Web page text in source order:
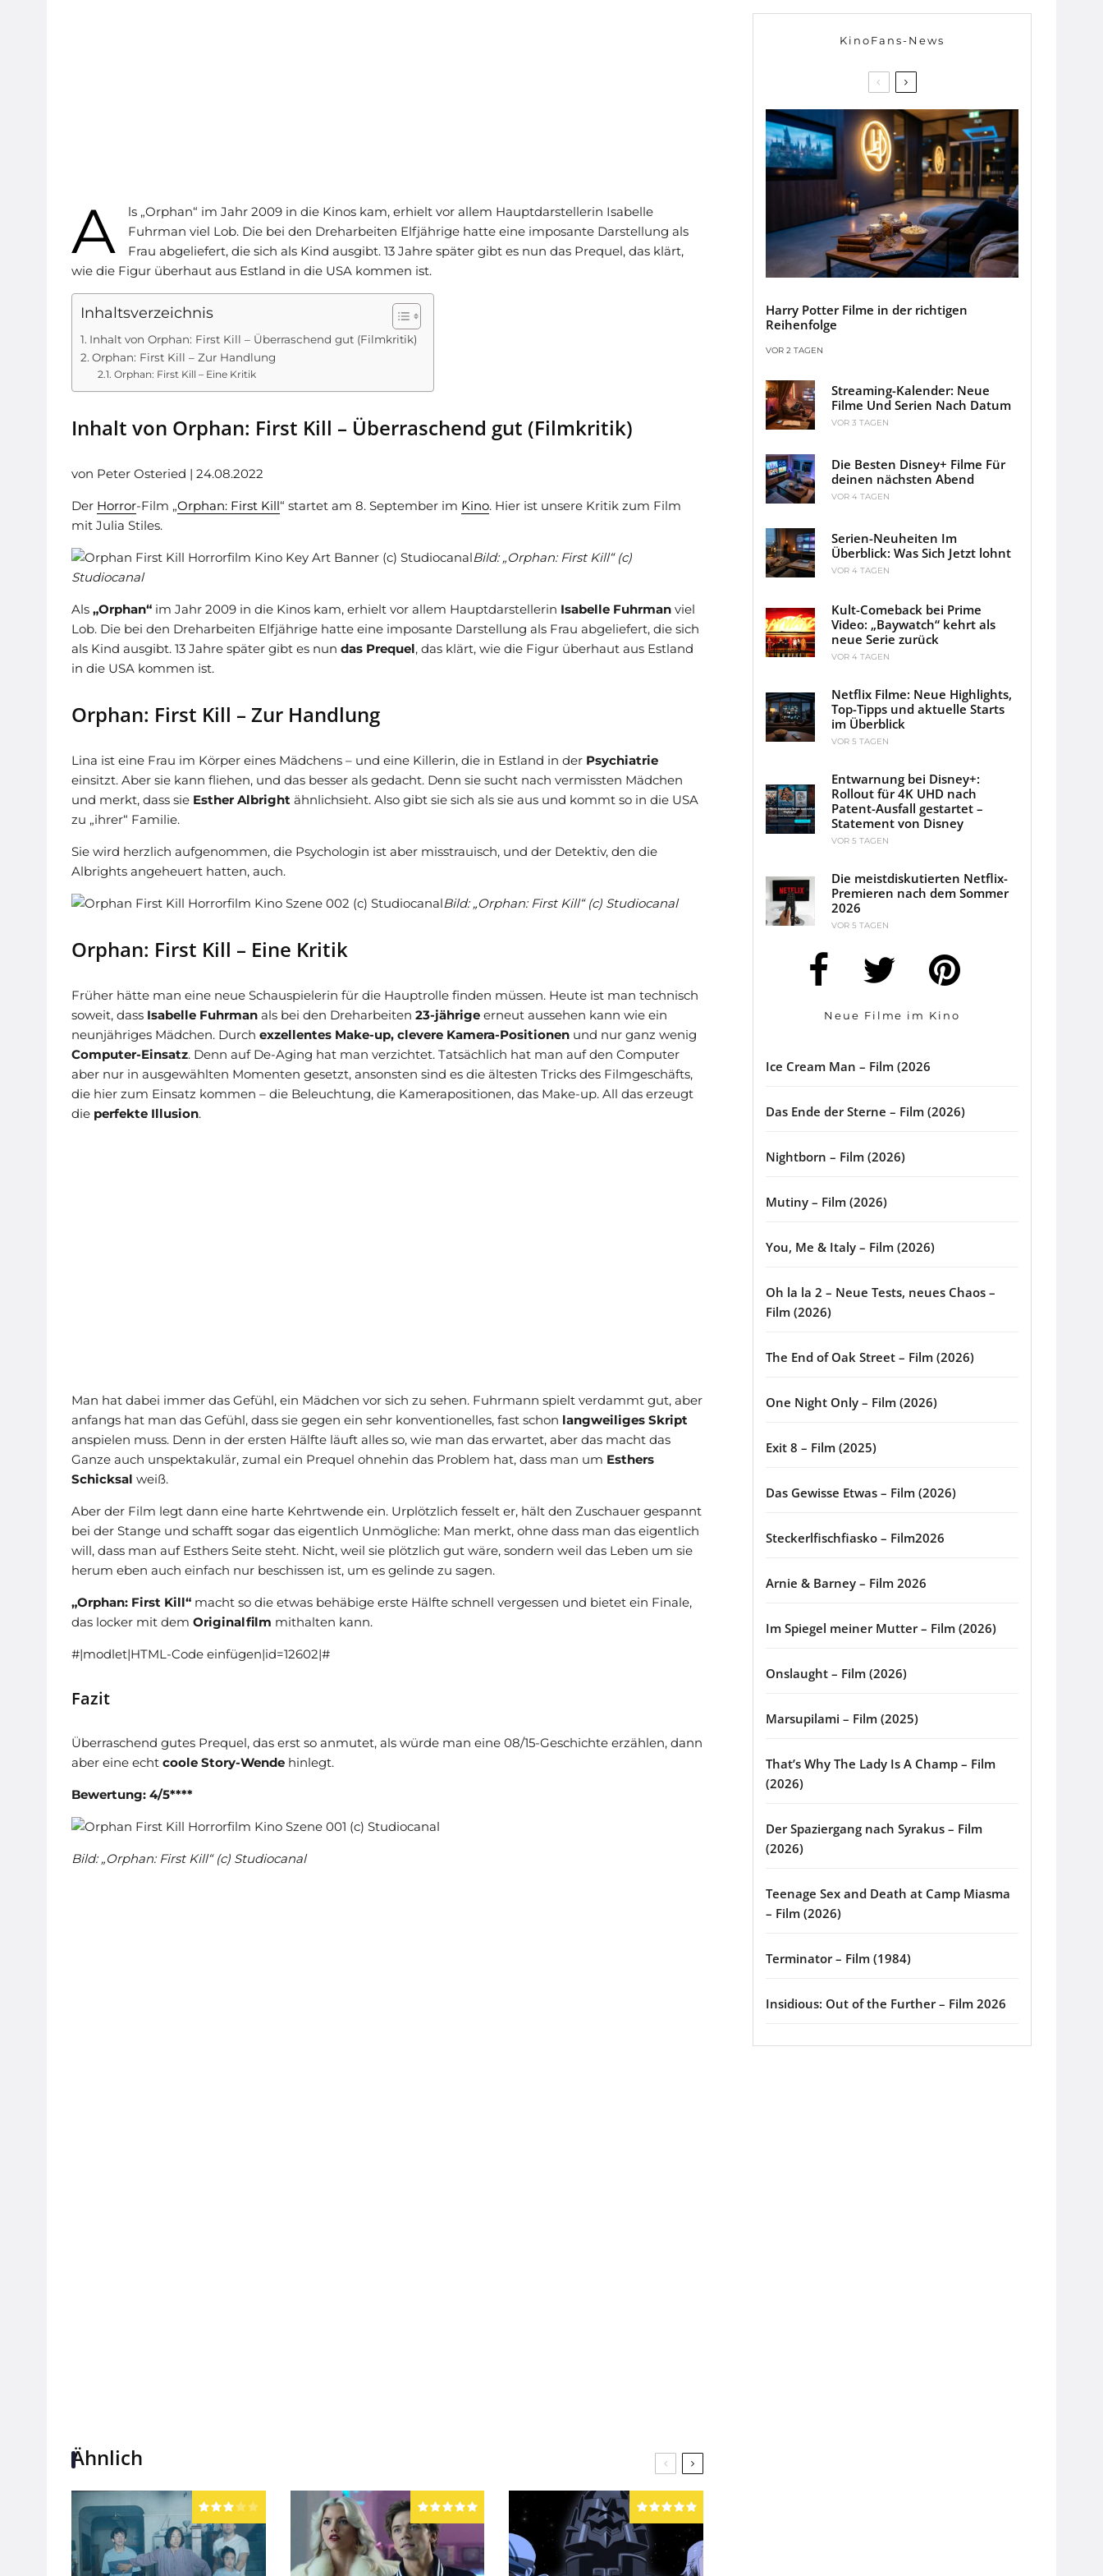
A
ls „Orphan“ im Jahr 2009 in die Kinos kam, erhielt vor allem Hauptdarstellerin Isabelle
Fuhrman viel Lob. Die bei den Dreharbeiten Elfjährige hatte eine imposante Darstellung als
Frau abgeliefert, die sich als Kind ausgibt. 13 Jahre später gibt es nun das Prequel, das klärt,
wie die Figur überhaut aus Estland in die USA kommen ist.
Inhaltsverzeichnis
Inhalt von Orphan: First Kill – Überraschend gut (Filmkritik)
Orphan: First Kill – Zur Handlung
Orphan: First Kill – Eine Kritik
Inhalt von Orphan: First Kill – Überraschend gut (Filmkritik)
von Peter Osteried | 24.08.2022
Der Horror-Film „Orphan: First Kill“ startet am 8. September im Kino. Hier ist unsere Kritik zum Film
mit Julia Stiles.
Bild: „Orphan: First Kill“ (c)
Studiocanal
Als „Orphan“ im Jahr 2009 in die Kinos kam, erhielt vor allem Hauptdarstellerin Isabelle Fuhrman viel
Lob. Die bei den Dreharbeiten Elfjährige hatte eine imposante Darstellung als Frau abgeliefert, die sich
als Kind ausgibt. 13 Jahre später gibt es nun das Prequel, das klärt, wie die Figur überhaut aus Estland
in die USA kommen ist.
Orphan: First Kill – Zur Handlung
Lina ist eine Frau im Körper eines Mädchens – und eine Killerin, die in Estland in der Psychiatrie
einsitzt. Aber sie kann fliehen, und das besser als gedacht. Denn sie sucht nach vermissten Mädchen
und merkt, dass sie Esther Albright ähnlichsieht. Also gibt sie sich als sie aus und kommt so in die USA
zu „ihrer“ Familie.
Sie wird herzlich aufgenommen, die Psychologin ist aber misstrauisch, und der Detektiv, den die
Albrights angeheuert hatten, auch.
Bild: „Orphan: First Kill“ (c) Studiocanal
Orphan: First Kill – Eine Kritik
Früher hätte man eine neue Schauspielerin für die Hauptrolle finden müssen. Heute ist man technisch
soweit, dass Isabelle Fuhrman als bei den Dreharbeiten 23-jährige erneut aussehen kann wie ein
neunjähriges Mädchen. Durch exzellentes Make-up, clevere Kamera-Positionen und nur ganz wenig
Computer-Einsatz. Denn auf De-Aging hat man verzichtet. Tatsächlich hat man auf den Computer
aber nur in ausgewählten Momenten gesetzt, ansonsten sind es die ältesten Tricks des Filmgeschäfts,
die hier zum Einsatz kommen – die Beleuchtung, die Kamerapositionen, das Make-up. All das erzeugt
die perfekte Illusion.
Man hat dabei immer das Gefühl, ein Mädchen vor sich zu sehen. Fuhrmann spielt verdammt gut, aber
anfangs hat man das Gefühl, dass sie gegen ein sehr konventionelles, fast schon langweiliges Skript
anspielen muss. Denn in der ersten Hälfte läuft alles so, wie man das erwartet, aber das macht das
Ganze auch unspektakulär, zumal ein Prequel ohnehin das Problem hat, dass man um Esthers
Schicksal weiß.
Aber der Film legt dann eine harte Kehrtwende ein. Urplötzlich fesselt er, hält den Zuschauer gespannt
bei der Stange und schafft sogar das eigentlich Unmögliche: Man merkt, ohne dass man das eigentlich
will, dass man auf Esthers Seite steht. Nicht, weil sie plötzlich gut wäre, sondern weil das Leben um sie
herum eben auch einfach nur beschissen ist, um es gelinde zu sagen.
„Orphan: First Kill“ macht so die etwas behäbige erste Hälfte schnell vergessen und bietet ein Finale,
das locker mit dem Originalfilm mithalten kann.
#|modlet|HTML-Code einfügen|id=12602|#
Fazit
Überraschend gutes Prequel, das erst so anmutet, als würde man eine 08/15-Geschichte erzählen, dann
aber eine echt coole Story-Wende hinlegt.
Bewertung: 4/5****
Bild: „Orphan: First Kill“ (c) Studiocanal
Ähnlich
KinoFans-News
Harry Potter Filme in der richtigen
Reihenfolge
VOR 2 TAGEN
Streaming-Kalender: Neue
Filme Und Serien Nach Datum
VOR 3 TAGEN
Die Besten Disney+ Filme Für
deinen nächsten Abend
VOR 4 TAGEN
Serien-Neuheiten Im
Überblick: Was Sich Jetzt lohnt
VOR 4 TAGEN
Kult-Comeback bei Prime
Video: „Baywatch“ kehrt als
neue Serie zurück
VOR 4 TAGEN
Netflix Filme: Neue Highlights,
Top-Tipps und aktuelle Starts
im Überblick
VOR 5 TAGEN
Entwarnung bei Disney+:
Rollout für 4K UHD nach
Patent-Ausfall gestartet –
Statement von Disney
VOR 5 TAGEN
Die meistdiskutierten Netflix-
Premieren nach dem Sommer
2026
VOR 5 TAGEN
Neue Filme im Kino
Ice Cream Man – Film (2026
Das Ende der Sterne – Film (2026)
Nightborn – Film (2026)
Mutiny – Film (2026)
You, Me & Italy – Film (2026)
Oh la la 2 – Neue Tests, neues Chaos –
Film (2026)
The End of Oak Street – Film (2026)
One Night Only – Film (2026)
Exit 8 – Film (2025)
Das Gewisse Etwas – Film (2026)
Steckerlfischfiasko – Film2026
Arnie & Barney – Film 2026
Im Spiegel meiner Mutter – Film (2026)
Onslaught – Film (2026)
Marsupilami – Film (2025)
That’s Why The Lady Is A Champ – Film
(2026)
Der Spaziergang nach Syrakus – Film
(2026)
Teenage Sex and Death at Camp Miasma
– Film (2026)
Terminator – Film (1984)
Insidious: Out of the Further – Film 2026